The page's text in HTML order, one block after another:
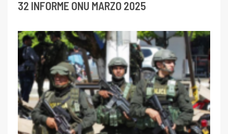
32 INFORME ONU MARZO 2025